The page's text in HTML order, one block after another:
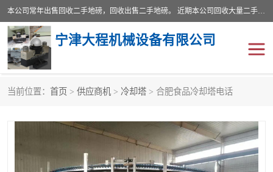
本公司常年出售回收二手地磅，回收出售二手地磅。 近期本公司回收大量二手地磅，型号齐全，宽度从2米到3.5米，长度5米到25米，承重吨位从10到200吨，成色7—9成新。 ? 使用年限6个月至2年，产品来源于个人闲置品，工矿企业停用品，因小换大而来。 精准度和新的一样， 二手地磅是内行人的选择，打个电话就省钱朋友您好等什么
宁津大程机械设备有限公司
当前位置： 首页 > 供应商机 > 冷却塔 > 合肥食品冷却塔电话
废纸打包机
烘干机 食品烘干机